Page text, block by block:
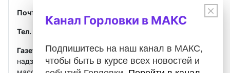
Почта
Тел. ред.:
Газета зарегистрированаФедеральной службой по
надзору в сфере связи, информационных технологий и
×
Канал Горловки в МАКС
Подпишитесь на наш канал в МАКС,
чтобы быть в курсе всех новостей и